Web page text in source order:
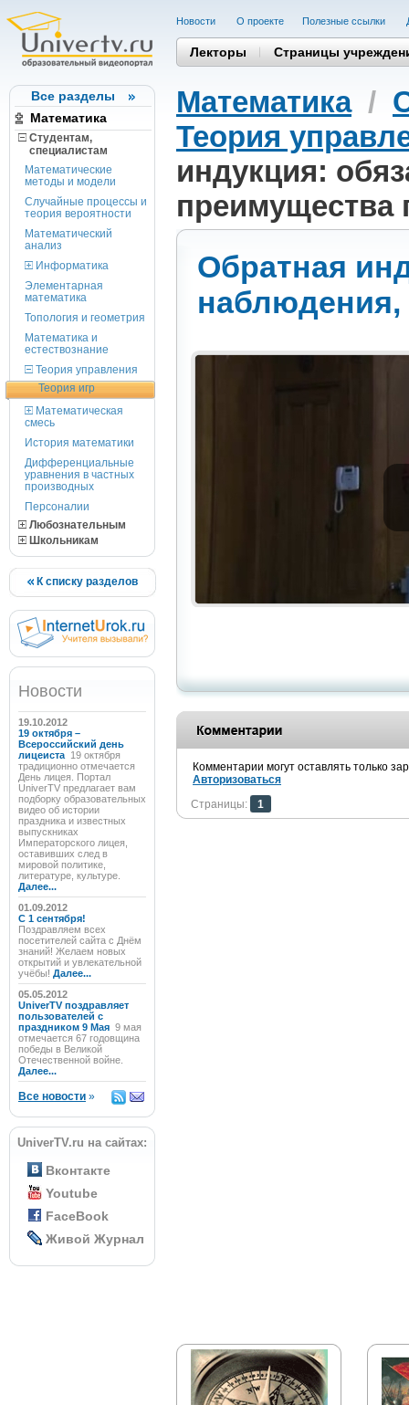
Все разделы
Математика
Студентам,
cпециалистам
Математические
методы и модели
Случайные процессы и
теория вероятности
Математический
анализ
Информатика
Элементарная
математика
Топология и геометрия
Математика и
естествознание
Теория управления
Теория игр
Математическая
смесь
История математики
Дифференциальные
уравнения в частных
производных
Персоналии
Любознательным
Школьникам
К списку разделов
Новости
19.10.2012
19 октября –
Всероссийский день
лицеиста 19 октября
традиционно отмечается
День лицея. Портал
UniverTV предлагает вам
подборку образовательных
видео об истории
праздника и известных
выпускниках
Императорского лицея,
оставивших след в
мировой политике,
литературе, культуре.
Далее...
01.09.2012
C 1 сентября!
Поздравляем всех
посетителей сайта с Днём
знаний! Желаем новых
открытий и увлекательной
учёбы! Далее...
05.05.2012
UniverTV поздравляет
пользователей с
праздником 9 Мая 9 мая
отмечается 67 годовщина
победы в Великой
Отечественной войне.
Далее...
Все новости »
UniverTV.ru на сайтах:
Вконтакте
Youtube
FaceBook
Живой Журнал
Новости О проекте Полезные cсылки
Лекторы Страницы
Математика/
Теория
индукция:
преимущества
Обратная
наблюдения,
Комментарии могут оставлять только
Авторизоваться
Страницы:
1